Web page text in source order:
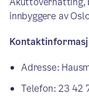
innbyggere av
Adresse:
Telefon: 23 42